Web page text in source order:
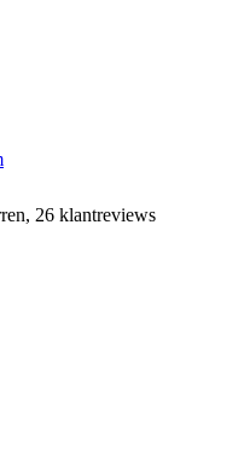
26 klantreviews